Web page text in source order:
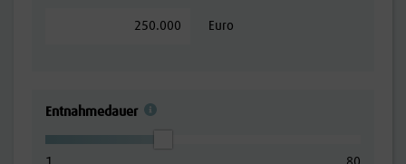
Euro
Entnahmedauer